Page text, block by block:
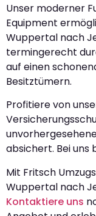
Unser moderner
Equipment
Wuppertal nach
termingerecht
auf einen
Besitztümern.
Profitiere von
absichert. Bei uns
Mit Fritsch
Wuppertal nach
Kontaktiere uns